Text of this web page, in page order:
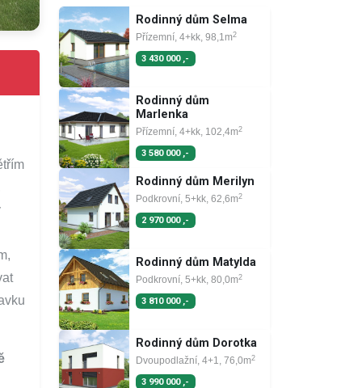
Rodinný dům Selma
Přízemní, 4+kk, 98,1m2
3 430 000 ,-
Rodinný dům
Marlenka
Přízemní, 4+kk, 102,4m2
3 580 000 ,-
Rodinný dům Merilyn
Podkrovní, 5+kk, 62,6m2
2 970 000 ,-
Rodinný dům Matylda
Podkrovní, 5+kk, 80,0m2
3 810 000 ,-
Rodinný dům Dorotka
Dvoupodlažní, 4+1, 76,0m2
3 990 000 ,-